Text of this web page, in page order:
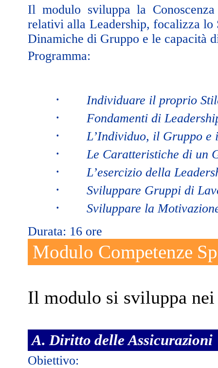
Il modulo sviluppa la
relativi alla Leadership, focalizza lo
Dinamiche di Gruppo e le capacità
Programma:
· Individuare il proprio
· Fondamenti di
· L’Individuo, il Gruppo e
· Le Caratteristiche di un
· L’esercizio della
· Sviluppare Gruppi di
·
Sviluppare la
Durata: 16 ore
Modulo Competenze
Il modulo si sviluppa
A. Diritto delle Assicurazioni
Obiettivo: